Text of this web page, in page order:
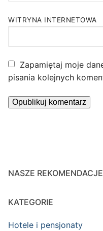
WITRYNA INTERNETOWA
Zapamiętaj moje
pisania kolejnych
NASZE REKOMENDACJE
KATEGORIE
Hotele i pensjonaty